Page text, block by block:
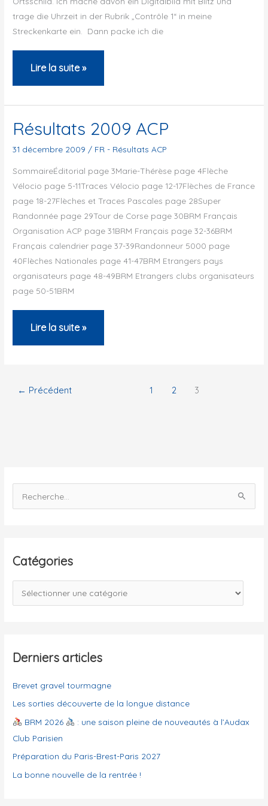
trage die Uhrzeit in der Rubrik „Contrôle 1“ in meine
Streckenkarte ein. Dann packe ich die
Super
Randonnée
de
Haute
Provence,
Juli
2010
Lire la suite »
Résultats 2009 ACP
31 décembre 2009 / FR - Résultats ACP
SommaireÉditorial page 3Marie-Thérèse page 4Flèche
Vélocio page 5-11Traces Vélocio page 12-17Flèches de France
page 18-27Flèches et Traces Pascales page 28Super
Randonnée page 29Tour de Corse page 30BRM Français
Organisation ACP page 31BRM Français page 32-36BRM
Français calendrier page 37-39Randonneur 5000 page
40Flèches Nationales page 41-47BRM Etrangers pays
organisateurs page 48-49BRM Etrangers clubs organisateurs
page 50-51BRM
Résultats
2009
Lire la suite »
← Précédent 1 2 3
e
e
h
Catégories
a
g
r
i
e
s
Derniers articles
Brevet gravel tourmagne
Les sorties découverte de la longue distance
BRM 2026
: une saison pleine de nouveautés à l’Audax
Club Parisien
Préparation du Paris-Brest-Paris 2027
La bonne nouvelle de la rentrée !